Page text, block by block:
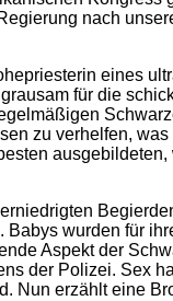
nach
eines
für die
zu verhelfen,
wurden für
Aspekt der
der Polizei. Sex
Nun erzählt eine